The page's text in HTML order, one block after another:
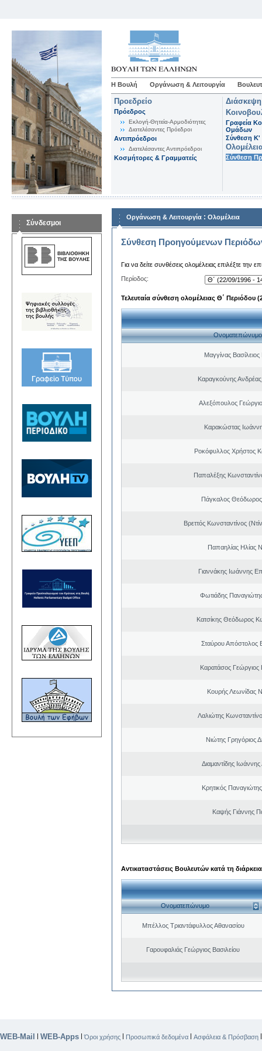
Η Βουλή Οργάνωση & Λειτουργία
Προεδρείο
Πρόεδρος
Εκλογή-Θητεία-Αρμοδιότητες
Διατελέσαντες Πρόεδροι
Αντιπρόεδροι
Διατελέσαντες Αντιπρόεδροι
Κοσμήτορες & Γραμματείς
Γραφεία
Ομάδων
Σύνθεση K'
Σύνθεση
Σύνδεσμοι
Οργάνωση & Λειτουργία : Ολομέλεια
Σύνθεση Προηγούμενων
Για να δείτε συνθέσεις ολομέλειας επιλέξτε την
Περίοδος:
Τελευταία σύνθεση ολομέλειας Θ΄ Περιόδου
Ονοματεπώνυμο
Μαγγίνας
Καραγκούνης Ανδρέας
Αλεξόπουλος
Καρακώστας
Ροκόφυλλος Χρήστος
Παπαλέξης
Πάγκαλος
Βρεττός Κωνσταντίνος
Παπαηλίας Ηλίας
Γιαννάκης Ιωάννης
Φωτιάδης
Κατσίκης Θεόδωρος
Σταύρου Απόστολος
Καρατάσος Γεώργιος
Κουρής Λεωνίδας
Λαλιώτης
Νιώτης Γρηγόριος
Διαμαντίδης Ιωάννης
Κρητικός
Καψής Γιάννης
Αντικαταστάσεις Βουλευτών κατά τη
Ονοματεπώνυμο
Μπέλλος Τριαντάφυλλος Αθανασίου
Γαρουφαλιάς Γεώργιος Βασιλείου
WEB-Mail | WEB-Apps |Όροι χρήσης | Προσωπικά δεδομένα | Ασφάλεια & Πρόσβαση